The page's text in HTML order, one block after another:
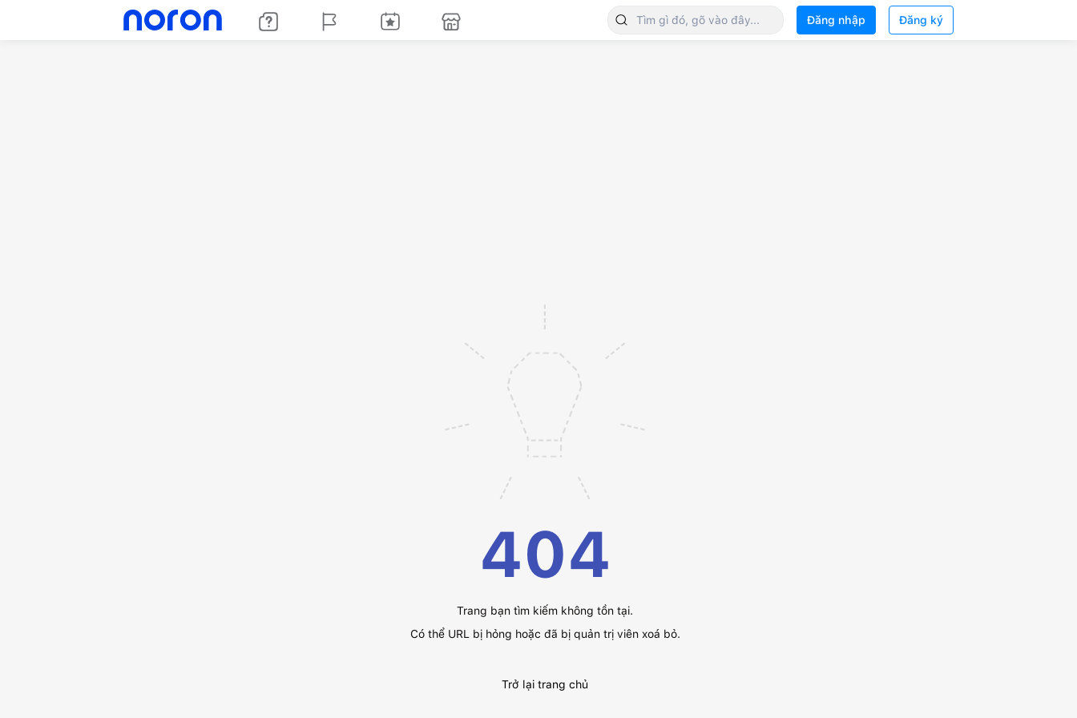
Đăng nhập Đăng ký
404
Trang bạn tìm kiếm không tồn tại.
Có thể URL bị hỏng hoặc đã bị quản trị viên xoá bỏ.
Trở lại trang chủ